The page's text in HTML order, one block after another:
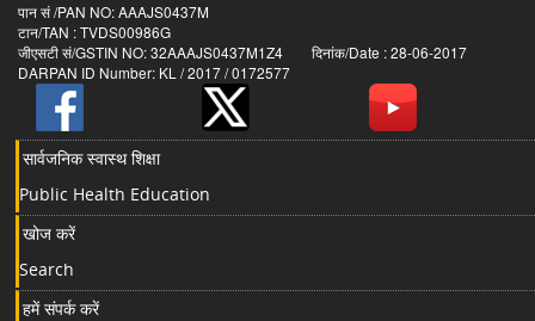
पान सं /PAN NO: AAAJS0437M
टान/TAN : TVDS00986G
जीएसटी सं/GSTIN NO: 32AAAJS0437M1Z4 दिनांक/Date : 28-06-2017
DARPAN ID Number: KL / 2017 / 0172577
सार्वजनिक स्वास्थ शिक्षा
Public Health Education
खोज करें
Search
हमें संपर्क करें